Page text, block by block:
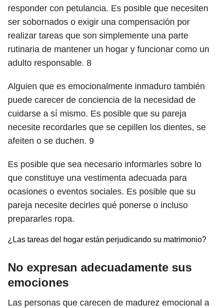
responder con petulancia. Es posible que necesiten
ser sobornados o exigir una compensación por
realizar tareas que son simplemente una parte
rutinaria de mantener un hogar y funcionar como un
adulto responsable. 8
Alguien que es emocionalmente inmaduro también
puede carecer de conciencia de la necesidad de
cuidarse a sí mismo. Es posible que su pareja
necesite recordarles que se cepillen los dientes, se
afeiten o se duchen. 9
Es posible que sea necesario informarles sobre lo
que constituye una vestimenta adecuada para
ocasiones o eventos sociales. Es posible que su
pareja necesite decirles qué ponerse o incluso
prepararles ropa.
¿Las tareas del hogar están perjudicando su matrimonio?
No expresan adecuadamente sus
emociones
Las personas que carecen de madurez emocional a